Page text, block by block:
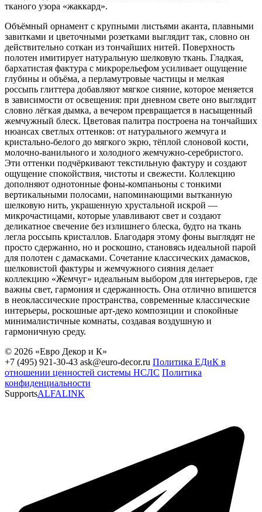
тканого узора «жаккард».
Объёмный орнамент с крупными листьями аканта, плавными
завитками и цветочными розетками выглядит так, словно он
действительно соткан из тончайших нитей. Поверхность
полотен имитирует натуральную шелковую ткань. Гладкая,
бархатистая фактура с микрорельефом усиливает ощущение
глубины и объёма, а перламутровые частицы и мелкая
россыпь глиттера добавляют мягкое сияние, которое меняется
в зависимости от освещения: при дневном свете оно выглядит
словно лёгкая дымка, а вечером превращается в насыщенный
жемчужный блеск. Цветовая палитра построена на тончайших
нюансах светлых оттенков: от натурального жемчуга и
кристально-белого до мягкого экрю, тёплой слоновой кости,
молочно-ванильного и холодного жемчужно-серебристого.
Эти оттенки подчёркивают текстильную фактуру и создают
ощущение спокойствия, чистоты и свежести. Коллекцию
дополняют однотонные фоны-компаньоны с тонкими
вертикальными полосами, напоминающими вытканную
шелковую нить, украшенную хрустальной искрой —
микрочастицами, которые улавливают свет и создают
деликатное свечение без излишнего блеска, будто на ткань
легла россыпь кристаллов. Благодаря этому фоны выглядят не
просто сдержанно, но и роскошно, становясь идеальной парой
для полотен с дамасками. Сочетание классических дамасков,
шелковистой фактуры и жемчужного сияния делает
коллекцию «Жемчуг» идеальным выбором для интерьеров, где
важны свет, гармония и сдержанность. Она отлично впишется
в неоклассические пространства, современные классические
интерьеры, роскошные арт-деко композиции и спокойные
минималистичные комнаты, создавая воздушную и
гармоничную среду.
© 2026 «Евро Декор и К»
+7 (495) 921-30-43 ask@euro-decor.ru Политика ЕДиК в
отношении ценностей системы НСЛС Политика
конфиденциальности
SupportsALFALINK